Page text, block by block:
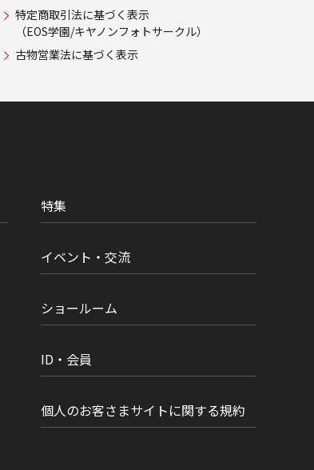
特定商取引法に基づく表示
（EOS学園/キヤノンフォトサークル）
古物営業法に基づく表示
特集
イベント・交流
ショールーム
ID・会員
個人のお客さまサイトに関する規約